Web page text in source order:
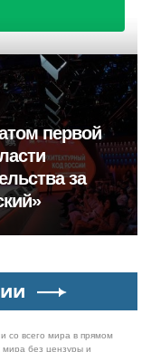
первой
за
со всего мира в прямом
мира без цензуры и